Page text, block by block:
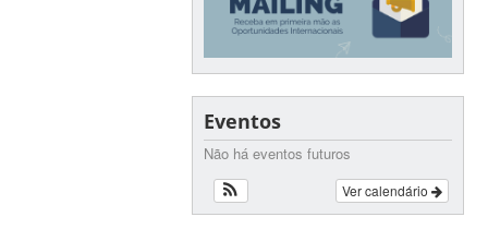
Eventos
Não há eventos futuros
Ver calendário